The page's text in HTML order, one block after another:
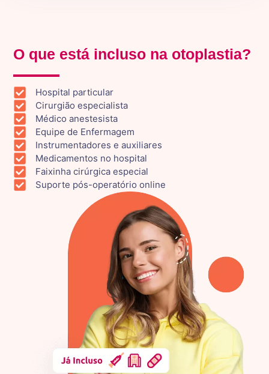
O que está incluso na otoplastia?
Hospital particular
Cirurgião especialista
Médico anestesista
Equipe de Enfermagem
Instrumentadores e auxiliares
Medicamentos no hospital
Faixinha cirúrgica especial
Suporte pós-operatório online